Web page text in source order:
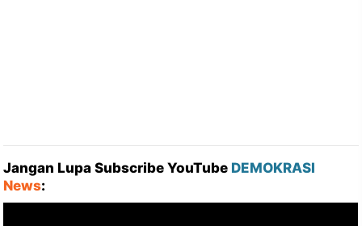
Jangan Lupa Subscribe YouTube DEMOKRASI
News: